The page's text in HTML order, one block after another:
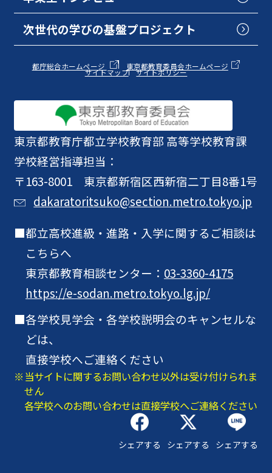
東京都教育庁都立学校教育部 高等学校教育課
学校経営指導担当：
〒163-8001 東京都新宿区西新宿二丁目8番1号
dakaratoritsuko@section.metro.tokyo.jp
都立高校進級・進路・入学に関するご相談は
こちらへ
東京都教育相談センター： 03-3360-4175
https://e-sodan.metro.tokyo.lg.jp/
各学校見学会・各学校説明会のキャンセルな
どは、
直接学校へご連絡ください
当サイトに関するお問い合わせ以外は受け付けられま
せん
各学校へのお問い合わせは直接学校へご連絡ください
シェアする シェアする シェアする
次世代の学びの基盤プロジェクト
都庁総合ホームページ 東京都教育委員会ホームページ
サイトマップ サイトポリシー